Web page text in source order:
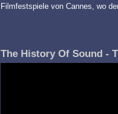
Filmfestspiele von Cannes, wo
The History Of Sound -